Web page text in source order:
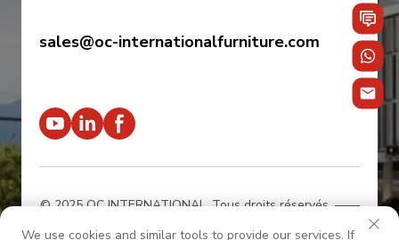
sales@oc-internationalfurniture.com
© 2025 OC INTERNATIONAL. Tous droits réservés.——
Politique de confidentialité
We use cookies and similar tools to provide our services. If